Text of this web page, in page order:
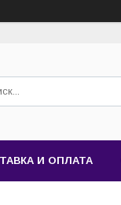
И ОПЛАТА